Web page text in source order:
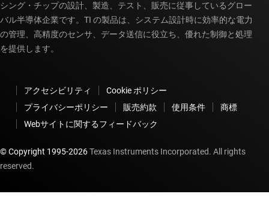
シング・チップの設計、製造、テスト、販売に従事しているグロー
バル半導体企業です。TI の製品は、システム設計時に効率的な電力
の管理、高精度のセンサ、データ送信に役立ち、優れた制御と処理
を提供します。
アクセシビリティ
Cookie ポリシー
プライバシーポリシー
販売約款 使用条件
商標
Webサイトに関するフィードバック
© Copyright 1995-2026Texas Instruments Incorporated. All rights
reserved.